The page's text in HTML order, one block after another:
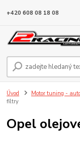
+420 608 08 18 08
Úvod Motor tuning -
filtry
Opel